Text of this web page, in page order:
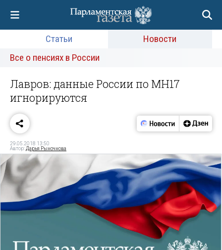
Статьи
Новости
Все о пенсиях в России
Лавров: данные России по MH17
игнорируются
29.05.2018 13:50
Автор: Дарья Рыночнова